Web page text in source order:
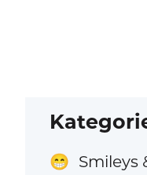
😁 Smileys